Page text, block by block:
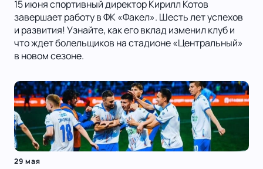
15 июня спортивный директор Кирилл Котов
завершает работу в ФК «Факел». Шесть лет успехов
и развития! Узнайте, как его вклад изменил клуб и
что ждет болельщиков на стадионе «Центральный»
в новом сезоне.
29 мая